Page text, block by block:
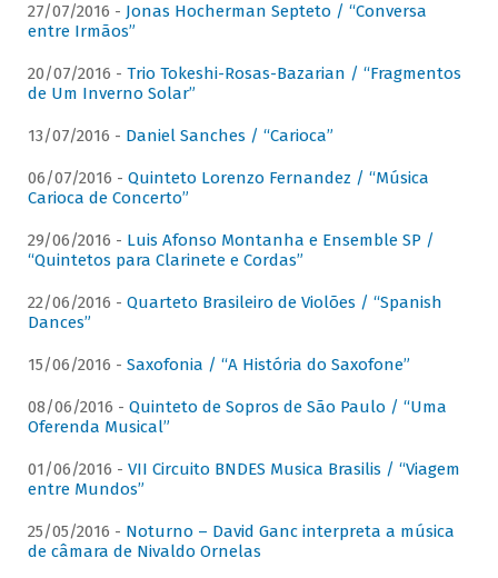
27/07/2016 - Jonas Hocherman Septeto / “Conversa
entre Irmãos”
20/07/2016 - Trio Tokeshi-Rosas-Bazarian / “Fragmentos
de Um Inverno Solar”
13/07/2016 - Daniel Sanches / “Carioca”
06/07/2016 - Quinteto Lorenzo Fernandez / “Música
Carioca de Concerto”
29/06/2016 - Luis Afonso Montanha e Ensemble SP /
“Quintetos para Clarinete e Cordas”
22/06/2016 - Quarteto Brasileiro de Violões / “Spanish
Dances”
15/06/2016 - Saxofonia / “A História do Saxofone”
08/06/2016 - Quinteto de Sopros de São Paulo / “Uma
Oferenda Musical”
01/06/2016 - VII Circuito BNDES Musica Brasilis / “Viagem
entre Mundos”
25/05/2016 - Noturno – David Ganc interpreta a música
de câmara de Nivaldo Ornelas